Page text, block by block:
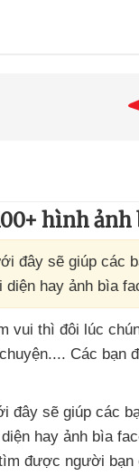
hình ảnh
đây sẽ giúp các
hay ảnh bìa
vui thì đôi lúc
. Các bạn
đây sẽ giúp các
hay ảnh bìa
được người bạn